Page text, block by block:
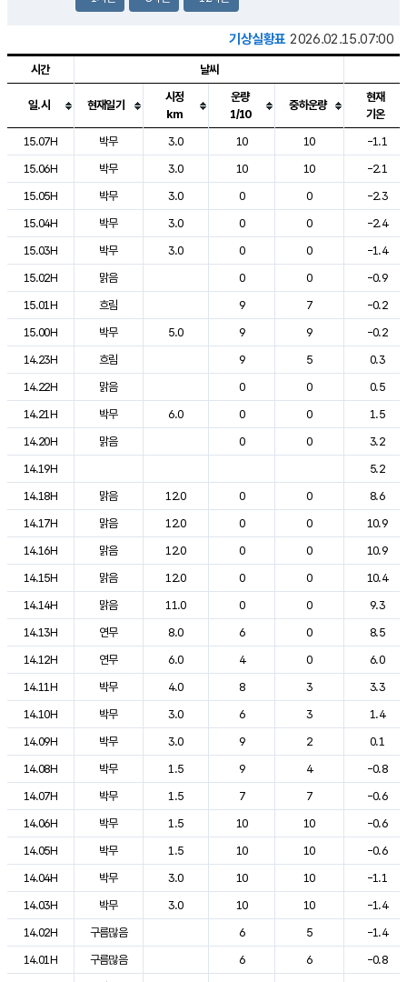
기상실황표 2026.02.15.07:00
도시별 기상실황표로 지점, 날씨, 기온, 강수, 바람, 기압등을 안내한 표입
시간 날씨
일.시 현재일기
시정
km
운량
1/10
중하운량
현재
기온
15.07H
박무 3.0 10 10
-1.1
15.06H
박무 3.0 10 10
-2.1
15.05H
박무 3.0 0 0
-2.3
15.04H
박무 3.0 0 0
-2.4
15.03H
박무 3.0 0 0
-1.4
15.02H
맑음 0 0
-0.9
15.01H
흐림 9 7
-0.2
15.00H
박무 5.0 9 9
-0.2
14.23H
흐림 9 5
0.3
14.22H
맑음 0 0
0.5
14.21H
박무 6.0 0 0
1.5
14.20H
맑음 0 0
3.2
14.19H
5.2
14.18H
맑음 12.0 0 0
8.6
14.17H
맑음 12.0 0 0
10.9
14.16H
맑음 12.0 0 0
10.9
14.15H
맑음 12.0 0 0
10.4
14.14H
맑음 11.0 0 0
9.3
14.13H
연무 8.0 6 0
8.5
14.12H
연무 6.0 4 0
6.0
14.11H
박무 4.0 8 3
3.3
14.10H
박무 3.0 6 3
1.4
14.09H
박무 3.0 9 2
0.1
14.08H
박무 1.5 9 4
-0.8
14.07H
박무 1.5 7 7
-0.6
14.06H
박무 1.5 10 10
-0.6
14.05H
박무 1.5 10 10
-0.6
14.04H
박무 3.0 10 10
-1.1
14.03H
박무 3.0 10 10
-1.4
14.02H
구름많음 6 5
-1.4
14.01H
구름많음 6 6
-0.8